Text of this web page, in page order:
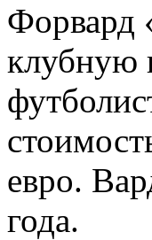
Форвард
клубную
евро.
года.